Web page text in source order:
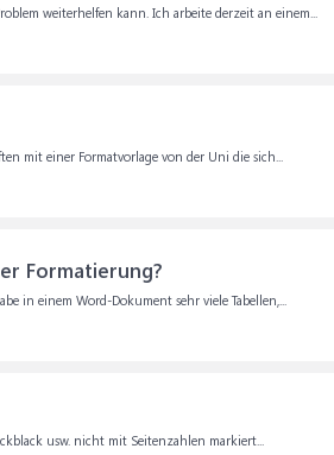
weiterhelfen kann. Ich arbeite derzeit an einem...
mit einer Formatvorlage von der Uni die sich...
Formatierung?
in einem Word-Dokument sehr viele Tabellen,...
usw. nicht mit Seitenzahlen markiert...